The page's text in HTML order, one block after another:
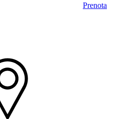
Prenota